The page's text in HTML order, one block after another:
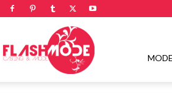
Flashmode
MODE